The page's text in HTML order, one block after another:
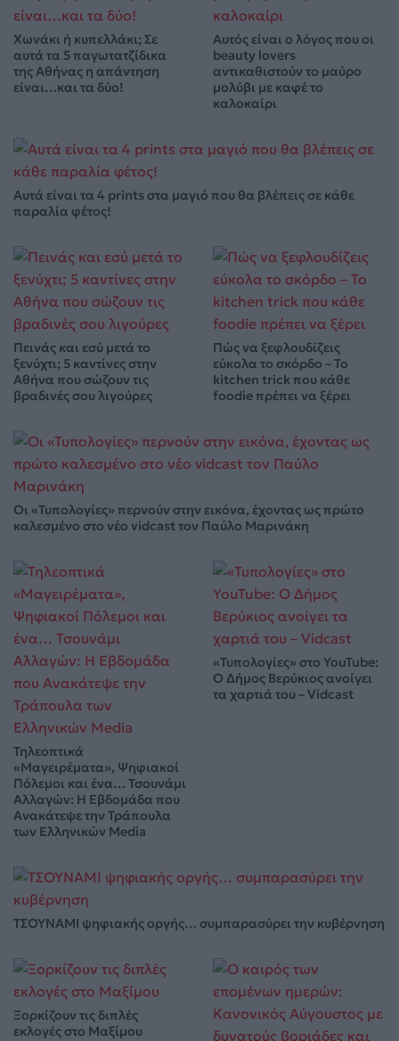
Χωνάκι ή κυπελλάκι; Σε
αυτά τα 5 παγωτατζίδικα
της Αθήνας η απάντηση
είναι…και τα δύο!
Αυτός είναι ο λόγος που οι
beauty lovers
αντικαθιστούν το μαύρο
μολύβι με καφέ το
καλοκαίρι
Αυτά είναι τα 4 prints στα μαγιό που θα βλέπεις σε κάθε
παραλία φέτος!
Πεινάς και εσύ μετά το
ξενύχτι; 5 καντίνες στην
Αθήνα που σώζουν τις
βραδινές σου λιγούρες
Πώς να ξεφλουδίζεις
εύκολα το σκόρδο – Το
kitchen trick που κάθε
foodie πρέπει να ξέρει
Οι «Τυπολογίες» περνούν στην εικόνα, έχοντας ως πρώτο
καλεσμένο στο νέο vidcast τον Παύλο Μαρινάκη
Τηλεοπτικά
«Μαγειρέματα», Ψηφιακοί
Πόλεμοι και ένα… Τσουνάμι
Αλλαγών: Η Εβδομάδα που
Ανακάτεψε την Τράπουλα
των Ελληνικών Media
«Τυπολογίες» στο YouTube:
Ο Δήμος Βερύκιος ανοίγει
τα χαρτιά του – Vidcast
ΤΣΟΥΝΑΜΙ ψηφιακής οργής… συμπαρασύρει την κυβέρνηση
Ξορκίζουν τις διπλές
εκλογές στο Μαξίμου